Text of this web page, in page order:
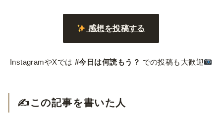
感想を投稿する
InstagramやXでは#今日は何読もう？ での投稿も大歓迎
✍️この記事を書いた人